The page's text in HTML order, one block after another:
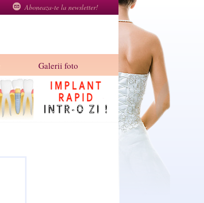
Aboneaza-te la newsletter!
Galerii foto